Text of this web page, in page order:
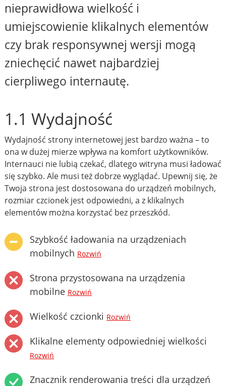
nieprawidłowa wielkość i
umiejscowienie klikalnych elementów
czy brak responsywnej wersji mogą
zniechęcić nawet najbardziej
cierpliwego internautę.
1.1 Wydajność
Wydajność strony internetowej jest bardzo ważna – to
ona w dużej mierze wpływa na komfort użytkowników.
Internauci nie lubią czekać, dlatego witryna musi ładować
się szybko. Ale musi też dobrze wyglądać. Upewnij się, że
Twoja strona jest dostosowana do urządzeń mobilnych,
rozmiar czcionek jest odpowiedni, a z klikalnych
elementów można korzystać bez przeszkód.
Szybkość ładowania na urządzeniach
mobilnych Rozwiń
Strona przystosowana na urządzenia
mobilne Rozwiń
Wielkość czcionki Rozwiń
Klikalne elementy odpowiedniej wielkości
Rozwiń
Znacznik renderowania treści dla urządzeń